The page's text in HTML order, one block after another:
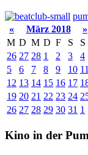
«
März 2018
»
M D M D F S
S
26 27 28 1 2 3
4
5
6 7 8 9 10 11
12 13 14 15 16 17
19 20 21 22 23 24
26 27 28 29 30 31 1
Kino in der